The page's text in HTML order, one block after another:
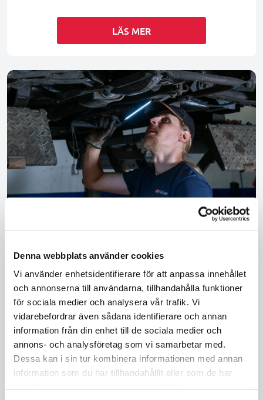
Denna webbplats använder cookies
Vi använder enhetsidentifierare för att anpassa innehållet
och annonserna till användarna, tillhandahålla funktioner
för sociala medier och analysera vår trafik. Vi
vidarebefordrar även sådana identifierare och annan
information från din enhet till de sociala medier och
annons- och analysföretag som vi samarbetar med.
Dessa kan i sin tur kombinera informationen med annan
information som du har tillhandahållit eller som de har
LÄS MER
Audi service i Mariestad med
omnejd
Oavsett om det är dags för en rutinservice eller om
din Audi behöver en större reparation, har våra
mekaniker både kompetensen och erfarenheten för
att hålla din bil i toppskick. Våra kunder vittnar om vår
höga servicegrad och det starka engagemang vi
lägger i varje Audi som kommer in till oss. Kontakta
Mariestads Bil & Kaross AB redan idag för att boka en
tid och själv uppleva skillnaden. Din bil förtjänar det